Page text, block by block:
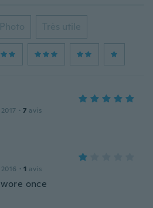
Photo Très utile
· 7 avis
· 1 avis
once